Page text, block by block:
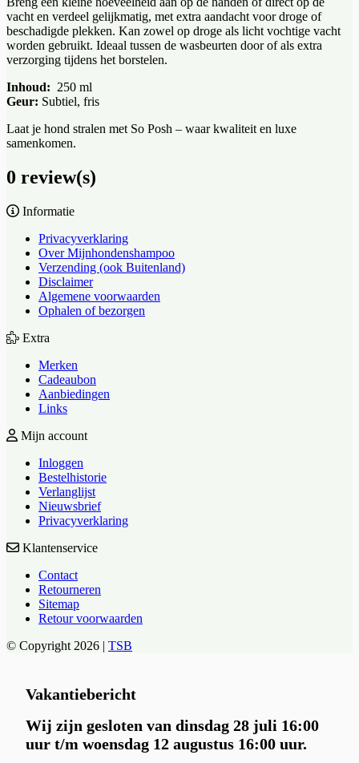
vacht en verdeel gelijkmatig, met extra aandacht voor droge of
beschadigde plekken. Kan zowel op droge als licht vochtige vacht
worden gebruikt. Ideaal tussen de wasbeurten door of als extra
verzorging tijdens het borstelen.
Inhoud: 250 ml
Geur: Subtiel, fris
Laat je hond stralen met So Posh – waar kwaliteit en luxe
samenkomen.
0 review(s)
Informatie
Privacyverklaring
Over Mijnhondenshampoo
Verzending (ook Buitenland)
Disclaimer
Algemene voorwaarden
Ophalen of bezorgen
Extra
Merken
Cadeaubon
Aanbiedingen
Links
Mijn account
Inloggen
Bestelhistorie
Verlanglijst
Nieuwsbrief
Privacyverklaring
Klantenservice
Contact
Retourneren
Sitemap
Retour voorwaarden
© Copyright 2026 | TSB
Vakantiebericht
Wij zijn gesloten van dinsdag 28 juli 16:00
uur t/m woensdag 12 augustus 16:00 uur.